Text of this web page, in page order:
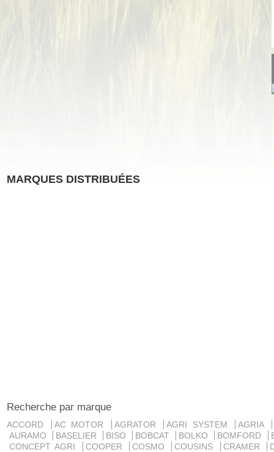
MARQUES DISTRIBUÉES
Recherche par marque
ACCORD AC MOTOR AGRATOR AGRI SYSTEM
AGRIA
AURAMO
BASELIER BISO BOBCAT BOLKO BOMFORD
CONCEPT AGRI
COOPER COSMO COUSINS CRAMER